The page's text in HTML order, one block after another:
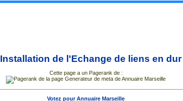
Installation de l'Echange de liens en dur
Cette page a un Pagerank de :
Votez pour Annuaire Marseille